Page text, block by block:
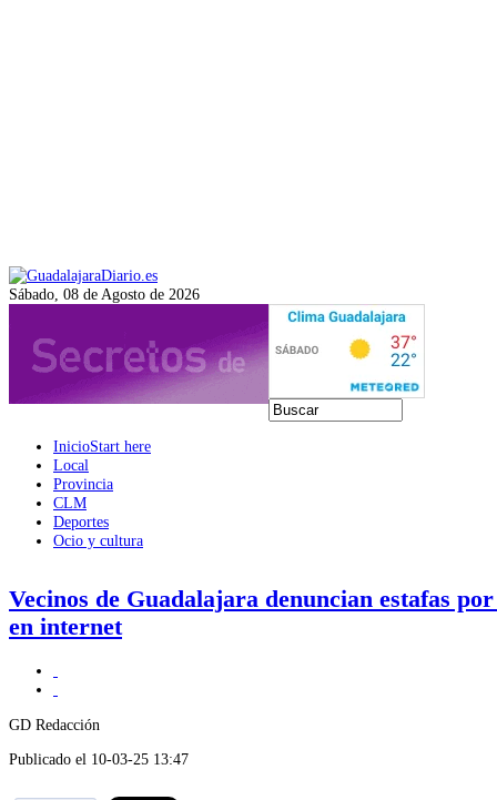
Sábado, 08 de Agosto de 2026
InicioStart here
Local
Provincia
CLM
Deportes
Ocio y cultura
Vecinos de Guadalajara denuncian estafas
en internet
GD Redacción
Publicado el 10-03-25 13:47